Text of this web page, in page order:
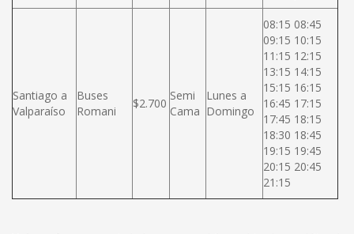
Santiago a
Valparaíso
Buses
Romani
$2.700
Semi
Cama
Lunes a
Domingo
08:15 08:45
09:15 10:15
11:15 12:15
13:15 14:15
15:15 16:15
16:45 17:15
17:45 18:15
18:30 18:45
19:15 19:45
20:15 20:45
21:15